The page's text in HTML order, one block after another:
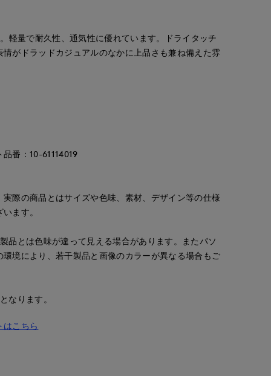
軽量で耐久性、通気性に優れています。ドライタッチ
がドラッドカジュアルのなかに上品さも兼ね備えた雰
番：10-61114019
際の商品とはサイズや色味、素材、デザイン等の仕様
ます。
品とは色味が違って見える場合があります。またパソ
環境により、若干製品と画像のカラーが異なる場合もご
なります。
はこちら